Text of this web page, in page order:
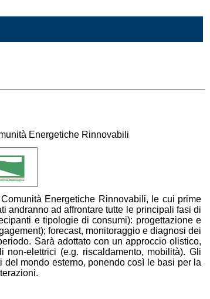
Energetiche Rinnovabili
Energetiche Rinnovabili, le cui prime
andranno ad affrontare tutte le principali fasi di
e tipologie di consumi): progettazione e
forecast, monitoraggio e diagnosi dei
Sarà adottato con un approccio olistico,
elettrici (e.g. riscaldamento, mobilità). Gli
del mondo esterno, ponendo così le basi per la